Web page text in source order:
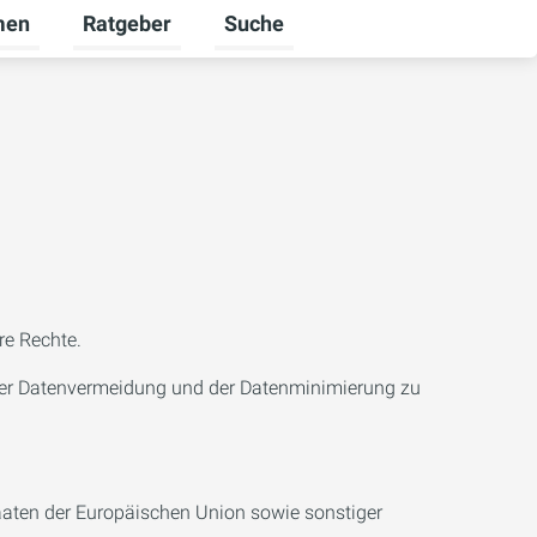
umschalten
Karriere umschalten
Untermenü für Unternehmen umschalten
Ratgeber
Untermenü für Ratgeber
Suche
Rechte.
Datenvermeidung und der Datenminimierung zu
der Europäischen Union sowie sonstiger